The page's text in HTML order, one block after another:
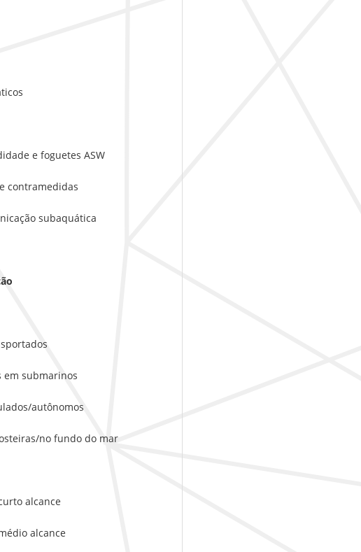
e foguetes ASW
subaquática
submarinos
autônomos
no fundo do mar
alcance
alcance